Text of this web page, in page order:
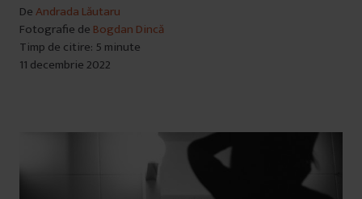
DeAndrada Lăutaru
Fotografie de Bogdan Dincă
Timp de citire: 5 minute
11 decembrie 2022